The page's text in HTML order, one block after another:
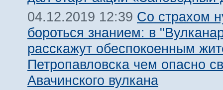
04.12.2019 12:39 Со страхом
бороться знанием: в
расскажут обеспокоенным
Петропавловска чем опасно
Авачинского вулкана